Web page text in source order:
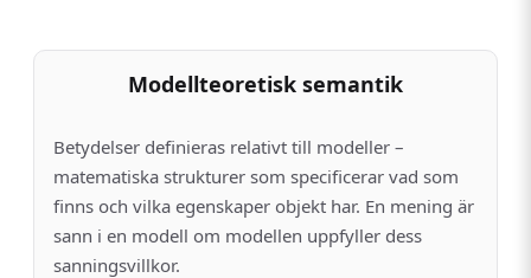
Modellteoretisk semantik
Betydelser definieras relativt till modeller –
matematiska strukturer som specificerar vad som
finns och vilka egenskaper objekt har. En mening är
sann i en modell om modellen uppfyller dess
sanningsvillkor.